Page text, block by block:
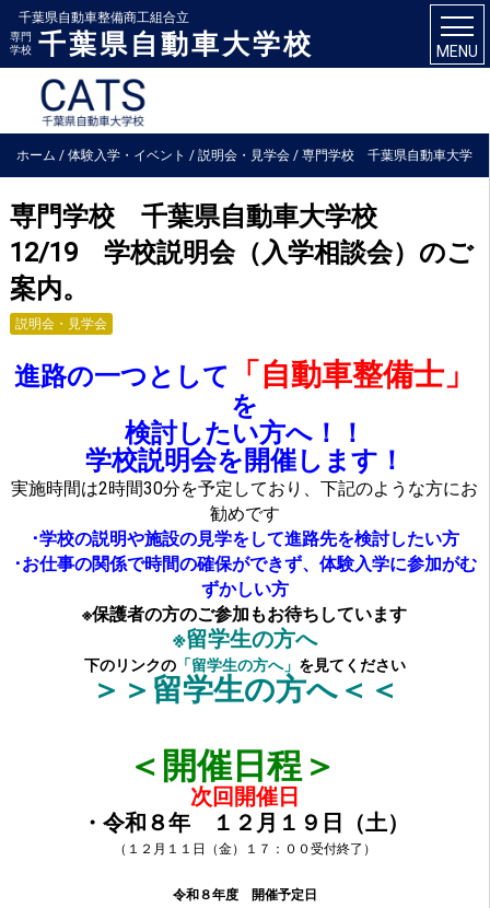
ホーム / 体験入学・イベント / 説明会・見学会 / 専門学校 千葉県自動車大学
校 12/19 学校説明会（入学相談会）のご案内。
千葉県自動車整備商工組合立
専門
学校 千葉県自動車大学校 MENU
専門学校 千葉県自動車大学校
12/19 学校説明会（入学相談会）のご
案内。
説明会・見学会
進路の一つとして 「自動車整備士」
を
検討したい方へ！！
学校説明会を開催します！
実施時間は2時間30分を予定しており、下記のような方にお
勧めです
･学校の説明や施設の見学をして進路先を検討したい方
･お仕事の関係で時間の確保ができず、体験入学に参加がむ
ずかしい方
※保護者の方のご参加もお待ちしています
※留学生の方へ
下のリンクの「留学生の方へ」 を見てください
＞＞留学生の方へ＜＜
＜開催日程＞
次回開催日
・令和８年 １２月１９日（土）
（１２月１１日（金）１７：００受付終了）
令和８年度 開催予定日